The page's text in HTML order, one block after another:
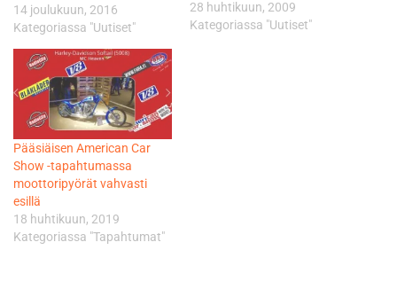
14 joulukuun, 2016
Kategoriassa "Uutiset"
kanavan ohjelmistoon.
Orange County Choppers on
28 huhtikuun, 2009
Kategoriassa "Uutiset"
Pääsiäisen American Car
Show -tapahtumassa
moottoripyörät vahvasti
esillä
18 huhtikuun, 2019
Kategoriassa "Tapahtumat"